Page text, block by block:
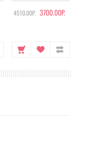
4510.00Р. 3700.00Р.